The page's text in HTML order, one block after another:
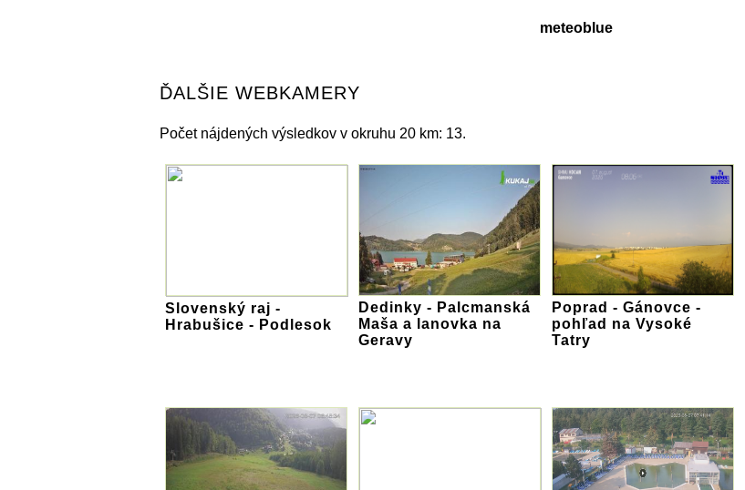
meteoblue
ĎALŠIE WEBKAMERY
Počet nájdených výsledkov v okruhu 20 km: 13.
Slovenský raj -
Hrabušice - Podlesok
Dedinky - Palcmanská
Maša a lanovka na
Geravy
Poprad - Gánovce -
pohľad na Vysoké
Tatry